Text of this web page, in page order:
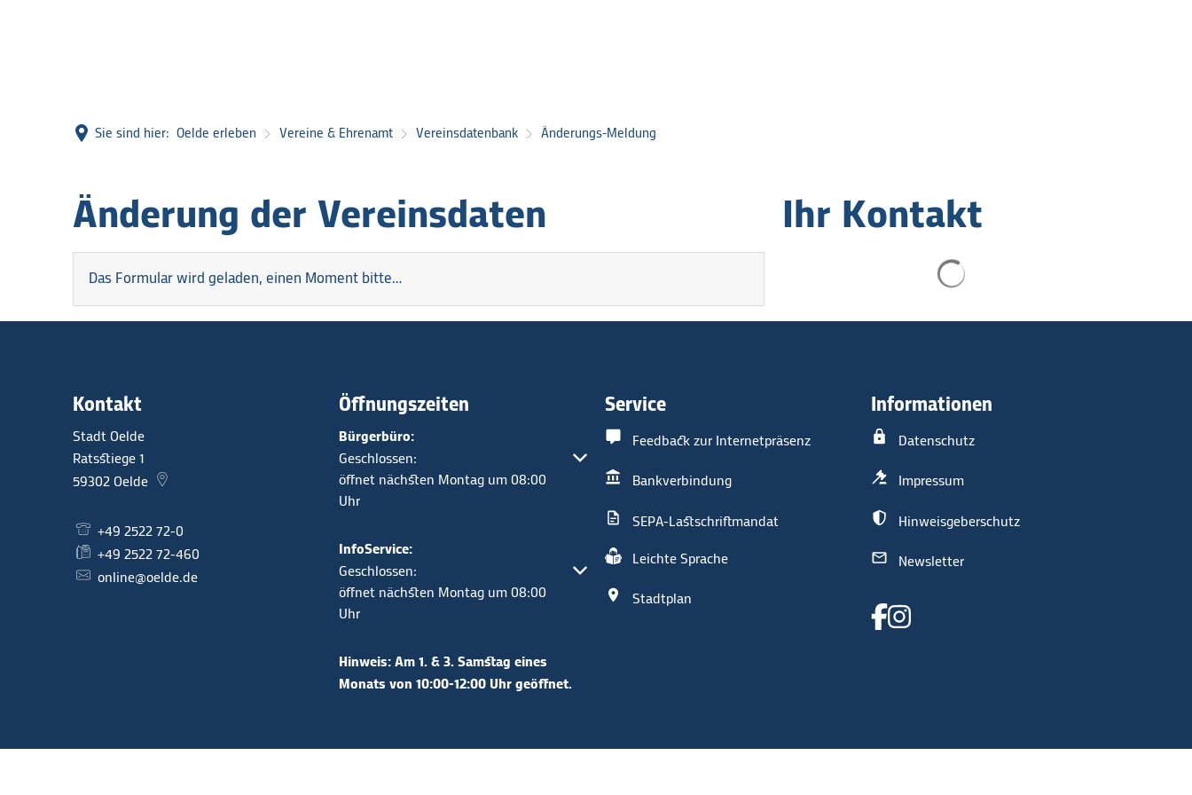
Sie sind hier: Oelde erleben Vereine & Ehrenamt Vereinsdatenbank Änderungs-Meldung
Änderungs-
Meldung
Änderung der Vereinsdaten
Das Formular wird geladen, einen Moment bitte…
Ihr Kontakt
Kontakt
Stadt Oelde
Ratsstiege 1
59302 Oelde
+49 2522 72-0
+49 2522 72-460
online@oelde.de
Öffnungszeiten
Bürgerbüro:
Klicken, um weitere Öffnungs- oder Schließzeiten auszublenden
Geschlossen:
öffnet nächsten Montag um 08:00
Uhr
InfoService:
Klicken, um weitere Öffnungs- oder Schließzeiten auszublenden
Geschlossen:
öffnet nächsten Montag um 08:00
Uhr
Hinweis: Am 1. & 3. Samstag eines
Monats von 10:00-12:00 Uhr geöffnet.
Service
Feedback zur Internetpräsenz
Bankverbindung
SEPA-Lastschriftmandat
Leichte Sprache
Stadtplan
Informationen
Datenschutz
Impressum
Hinweisgeberschutz
Newsletter